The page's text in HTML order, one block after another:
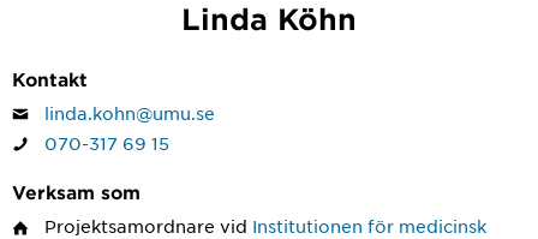
Linda Köhn
Kontakt
linda.kohn@umu.se
070-317 69 15
Verksam som
Projektsamordnare vid Institutionen för medicinsk